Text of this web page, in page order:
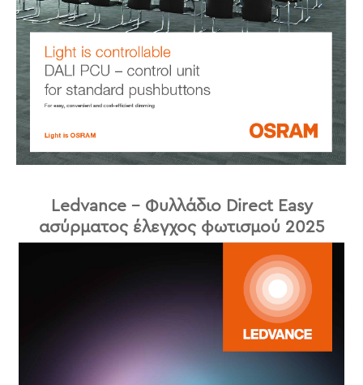
Ledvance – Φυλλάδιο Direct Easy
ασύρματος έλεγχος φωτισμού 2025